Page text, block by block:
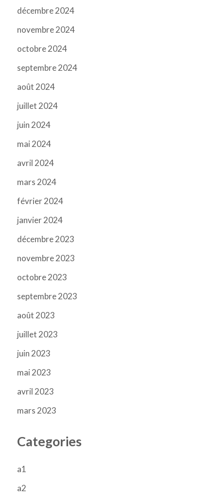
décembre 2024
novembre 2024
octobre 2024
septembre 2024
août 2024
juillet 2024
juin 2024
mai 2024
avril 2024
mars 2024
février 2024
janvier 2024
décembre 2023
novembre 2023
octobre 2023
septembre 2023
août 2023
juillet 2023
juin 2023
mai 2023
avril 2023
mars 2023
Categories
a1
a2